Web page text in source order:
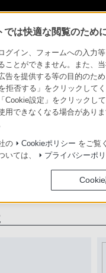
してご使用
のため取扱説明書をよ
では快適な閲覧のため
グイン、フォームへの入力
ことができません。また、
告を提供する等の目的のた
拒否する」をクリックして
Cookie設定」をクリックし
用できなくなる場合があり
の Cookieポリシー をご覧
いては、
プライバシーポ